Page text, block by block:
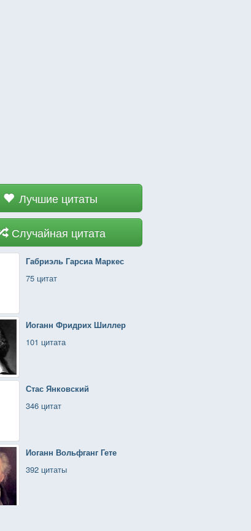
Лучшие цитаты
Случайная цитата
Габриэль Гарсиа Маркес
75 цитат
Иоганн Фридрих Шиллер
101 цитата
Стас Янковский
346 цитат
Иоганн Вольфганг Гете
392 цитаты